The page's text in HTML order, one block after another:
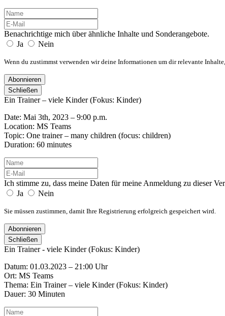
Benachrichtige mich über ähnliche Inhalte und Sonderangebote.
Ja
Nein
Wenn du zustimmst verwenden wir deine Informationen um dir relevante
Abonnieren
Schließen
Ein Trainer – viele Kinder (Fokus: Kinder)
Date: Mai 3th, 2023 – 9:00 p.m.
Location: MS Teams
Topic: One trainer – many children (focus: children)
Duration: 60 minutes
Ich stimme zu, dass meine Daten für meine Anmeldung zu dieser
Ja
Nein
Sie müssen zustimmen, damit Ihre Registrierung erfolgreich gespeichert wird.
Abonnieren
Schließen
Ein Trainer - viele Kinder (Fokus: Kinder)
Datum: 01.03.2023 – 21:00 Uhr
Ort: MS Teams
Thema: Ein Trainer – viele Kinder (Fokus: Kinder)
Dauer: 30 Minuten